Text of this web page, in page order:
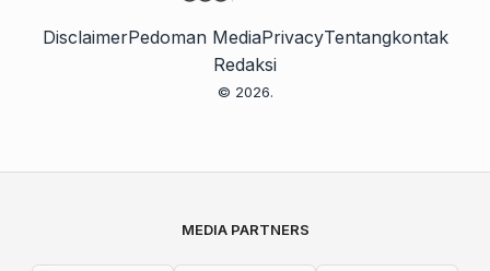
DisclaimerPedoman MediaPrivacyTentangkontak
Redaksi
© 2026.
MEDIA PARTNERS